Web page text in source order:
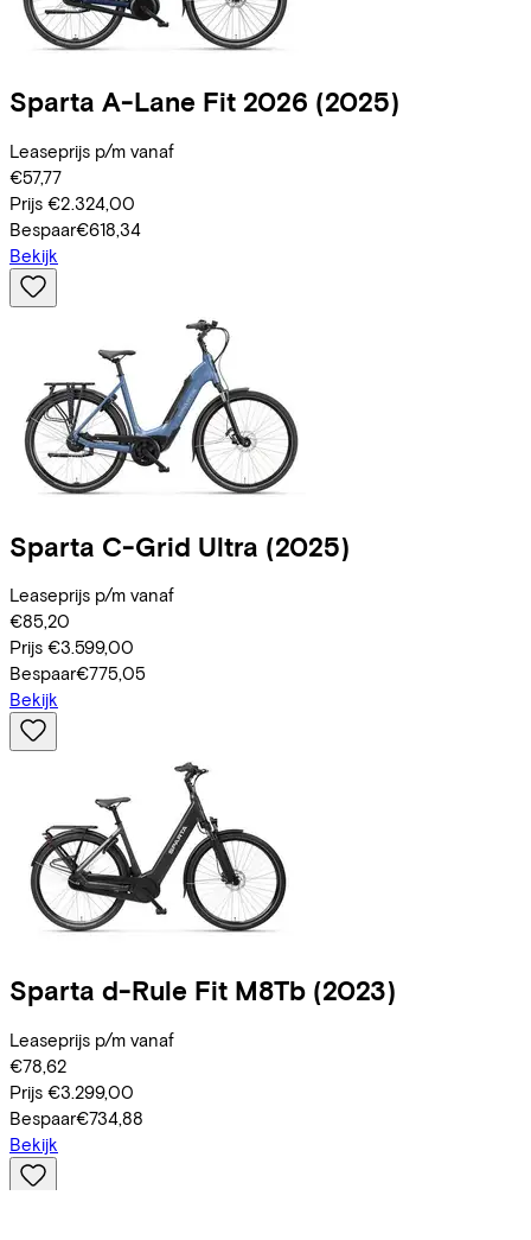
Sparta A-Lane Fit 2026 (2025)
Leaseprijs p/m vanaf
€57,77
Prijs €2.324,00
Bespaar€618,34
Bekijk
Sparta C-Grid Ultra (2025)
Leaseprijs p/m vanaf
€85,20
Prijs €3.599,00
Bespaar€775,05
Bekijk
Sparta d-Rule Fit M8Tb (2023)
Leaseprijs p/m vanaf
€78,62
Prijs €3.299,00
Bespaar€734,88
Bekijk